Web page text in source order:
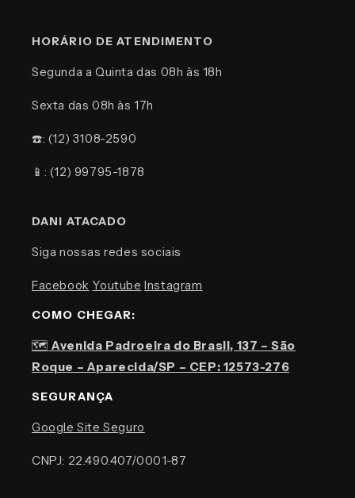
HORÁRIO DE ATENDIMENTO
Segunda a Quinta das 08h às 18h
Sexta das 08h às 17h
☎️: (12) 3108-2590
📱: (12) 99795-1878
DANI ATACADO
Siga nossas redes sociais
Facebook Youtube Instagram
COMO CHEGAR:
🗺️ Avenida Padroeira do Brasil, 137 – São
Roque – Aparecida/SP – CEP: 12573-276
SEGURANÇA
Google Site Seguro
CNPJ: 22.490.407/0001-87